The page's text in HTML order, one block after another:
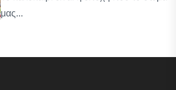
μας...